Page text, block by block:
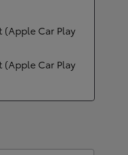
(Apple Car Play
(Apple Car Play